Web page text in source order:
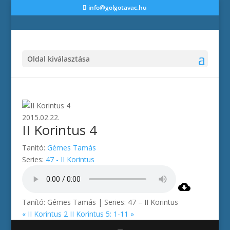
info@golgotavac.hu
Oldal kiválasztása
2015.02.22.
II Korintus 4
Tanító: Gémes Tamás
Series: 47 - II Korintus
Tanító: Gémes Tamás | Series: 47 – II Korintus
« II Korintus 2 II Korintus 5: 1-11 »